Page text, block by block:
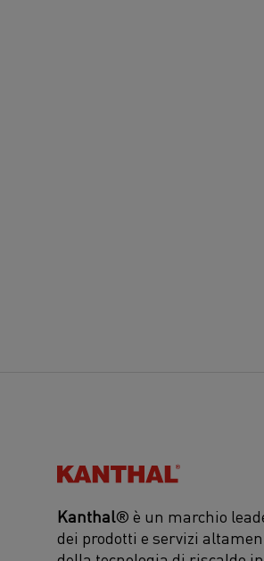
Kanthal®
Kanthal® è un marchio
dei prodotti e servizi